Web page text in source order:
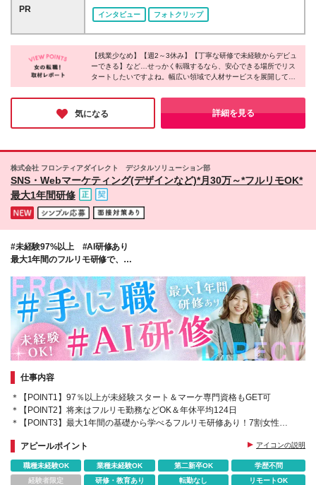
を一緒に見つけていきましょう♪
円＋賞与年2回＋残業手当＋各種手当 ☆上記は最下限
り。試用期間中、雇用形態・給与・待遇に変更はあり
ません
当店舗（小売店・商業施設）への直行直帰となります
駅チカ／人気エリア／ショッピングモール・アウトレ
ット・百貨店／主要駅から徒歩10分圏内の勤務地も！
～勤務地は下記いずれかとなります～ 【北海道・東
北】 北海道、青森、岩手、宮城、秋田、山形、福島
【関東】 茨城、栃木、群馬、埼玉、千葉、東京、神
奈川 【中部】 富山、石川、福井、新潟、山梨、長
野、岐阜、静岡、愛知 【近畿】 三重、滋賀、京都、
大阪、兵庫、奈良、和歌山 【中国】 鳥取、島根、岡
山、広島、山口、徳島、香川、愛媛、高知 【九州】
（新宿）、静岡、金沢、名古屋、大阪、広島、福岡 ※
初回配属地以外の当社関連勤務地での勤務はありませ
ん
PR
インタビュー フォトクリップ
【残業少なめ】【週2～3休み】【丁寧な研修で未経験からデビュ
ーできる】など…せっかく転職するなら、安心できる場所でリス
タートしたいですよね。幅広い領域で人材サービスを展開してい
る同社では、充実した休日休暇や残業時間の削減によって働きや
すい環境を作っているのだとか！東証プライム上場企業グループ
としての安定性も同社の魅力。新たな一歩を踏み出す場所にぴっ
たりではないでしょうか。
気になる 詳細を見る
株式会社 フロンティアダイレクト デジタルソリューション部
SNS・Webマーケティング(デザインなど)*月30万～*フルリモOK*
最大1年間研修
#未経験97%以上 #AI研修あり
最大1年間のフルリモ研修で、
仕事内容
＊【POINT1】97％以上が未経験スタート＆マーケ専門資格もGET可
＊【POINT2】将来はフルリモ勤務などOK＆年休平均124日
＊【POINT3】最大1年間の基礎から学べるフルリモ研修あり！7割女性社
アピールポイント
アイコンの説明
職種未経験OK 業種未経験OK 第二新卒OK
学歴不問
経験者限定
研修・教育あり 転勤なし
リモートOK